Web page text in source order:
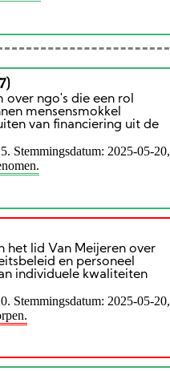
over ngo's die een rol
mensensmokkel
van financiering uit de
Stemmingsdatum: 2025-05-20,
het lid Van Meijeren over
en personeel
individuele kwaliteiten
Stemmingsdatum: 2025-05-20,